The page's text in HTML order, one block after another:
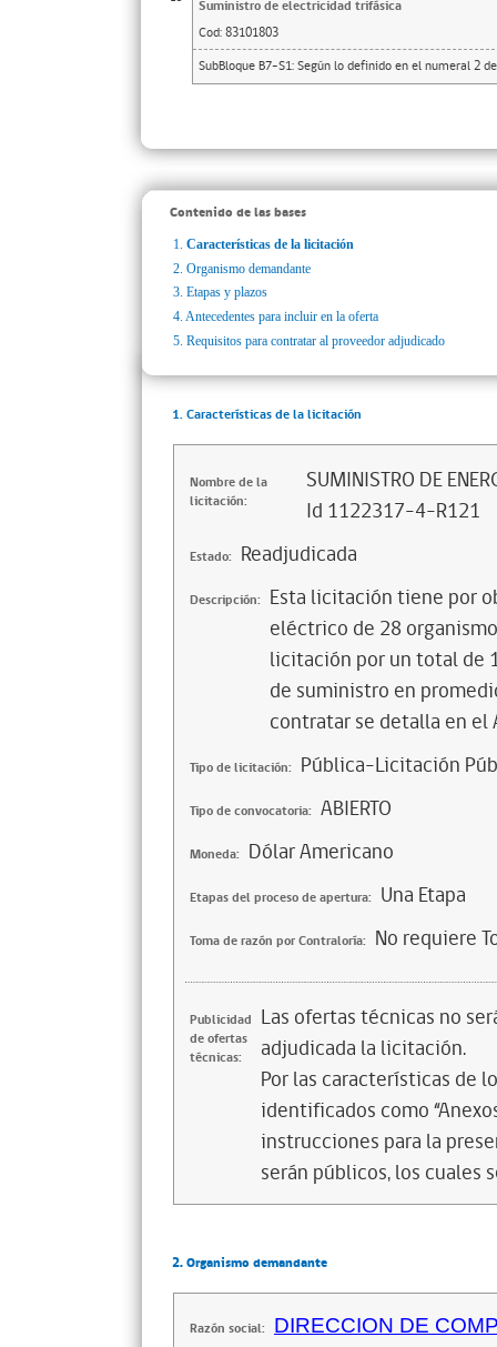
Suministro de electricidad trifásica
Cod: 83101803
SubBloque B7-S1: Según lo definido en el numeral 2
Contenido de las bases
1. Características de la licitación
2. Organismo demandante
3. Etapas y plazos
4. Antecedentes para incluir en la oferta
5. Requisitos para contratar al proveedor adjudicado
1. Características de la licitación
Nombre de la
licitación:
SUMINISTRO DE
Id 1122317-4-R121
Estado: Readjudicada
Descripción: Esta licitación tiene por
eléctrico de 28
licitación por un total de
de suministro en
contratar se detalla en el
Tipo de licitación: Pública-Licitación
Tipo de convocatoria: ABIERTO
Moneda: Dólar Americano
Etapas del proceso de apertura: Una Etapa
Toma de razón por Contraloría: No requiere
Publicidad
de ofertas
técnicas:
Las ofertas técnicas no
adjudicada la licitación.
Por las características de
identificados como
instrucciones para la
serán públicos, los cuales
2. Organismo demandante
Razón social: DIRECCION DE